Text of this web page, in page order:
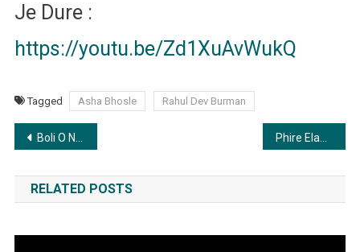
Je Dure :
https://youtu.be/Zd1XuAvWukQ
Tagged Asha Bhosle Rahul Dev Burman
Post
navigation
Boli O Nonodi | বলি ও ননদী
RELATED POSTS